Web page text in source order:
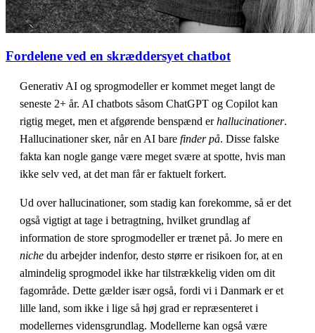
Fordelene ved en skræddersyet chatbot
Generativ AI og sprogmodeller er kommet meget langt de
seneste 2+ år. AI chatbots såsom ChatGPT og Copilot kan
rigtig meget, men et afgørende benspænd erhallucinationer.
Hallucinationer sker, når en AI bare finder på. Disse falske
fakta kan nogle gange være meget svære at spotte, hvis man
ikke selv ved, at det man får er faktuelt forkert.
Ud over hallucinationer, som stadig kan forekomme, så er det
også vigtigt at tage i betragtning, hvilket grundlag af
information de store sprogmodeller er trænet på. Jo mere en
niche du arbejder indenfor, desto større er risikoen for, at en
almindelig sprogmodel ikke har tilstrækkelig viden om dit
fagområde. Dette gælder især også, fordi vi i Danmark er et
lille land, som ikke i lige så høj grad er repræsenteret i
modellernes vidensgrundlag. Modellerne kan også være